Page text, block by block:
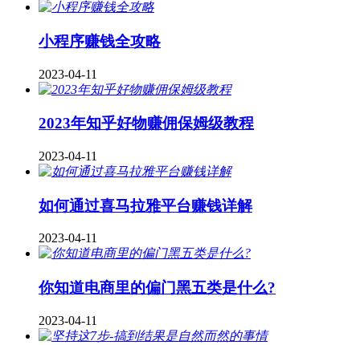
小程序赚钱全攻略
2023-04-11
2023年知乎好物赚佣保姆级教程
2023-04-11
如何通过喜马拉雅平台赚钱详解
2023-04-11
你知道电商里的偏门黑五类是什么?
2023-04-11